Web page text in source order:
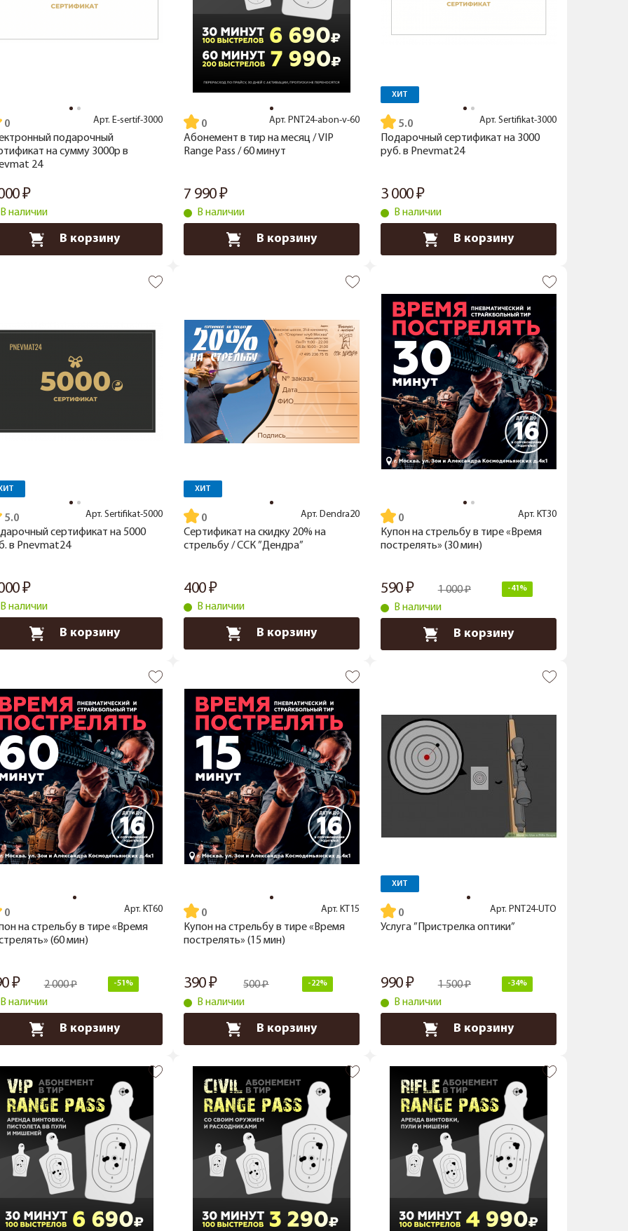
Арт. E-sertif-3000
подарочный
на сумму 3000р в
24
В наличии
В корзину
Арт. PNT24-abon-v-60
Абонемент в тир на месяц / VIP
Range Pass / 60 минут
7 990
В наличии
В корзину
ХИТ
5.0 Арт. Sertifikat-3000
Подарочный сертификат на 3000
руб. в Pnevmat24
3 000
В наличии
В корзину
5.0 Арт. Sertifikat-5000
сертификат на 5000
в Pnevmat24
В наличии
В корзину
ХИТ
Арт. Dendra20
Сертификат на скидку 20% на
стрельбу / ССК ”Дендра”
400
В наличии
В корзину
Арт. KT30
Купон на стрельбу в тире «Время
пострелять» (30 мин)
590 1 000 -41%
В наличии
В корзину
Арт. KT60
на стрельбу в тире «Время
(60 мин)
2 000 -51%
В наличии
В корзину
Арт. KT15
Купон на стрельбу в тире «Время
пострелять» (15 мин)
390 500 -22%
В наличии
В корзину
ХИТ
Арт. PNT24-UTO
Услуга ”Пристрелка оптики”
990 1 500 -34%
В наличии
В корзину